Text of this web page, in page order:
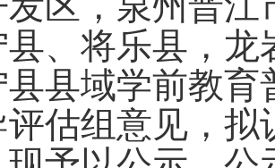
县、将乐县，
县县域学前教
评估组意见，拟